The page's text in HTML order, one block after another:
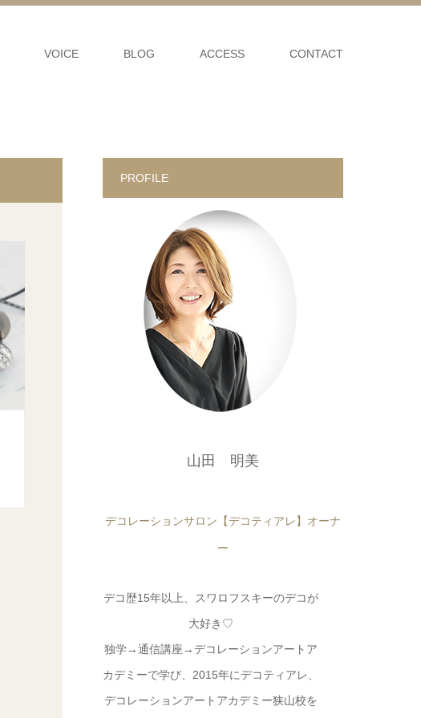
VOICE BLOG ACCESS CONTACT
PROFILE
山田 明美
デコレーションサロン【デコティアレ】オーナ
ー
デコ歴15年以上、スワロフスキーのデコが
大好き♡
独学→通信講座→デコレーションアートア
カデミーで学び、2015年にデコティアレ、
デコレーションアートアカデミー狭山校を